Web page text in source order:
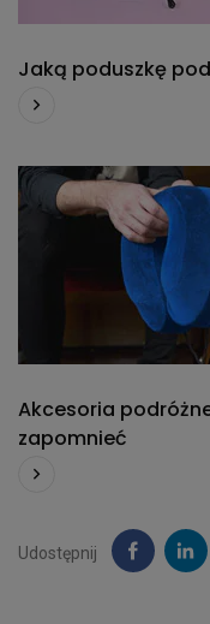
Jaką poduszkę
Akcesoria
zapomnieć
Udostępnij